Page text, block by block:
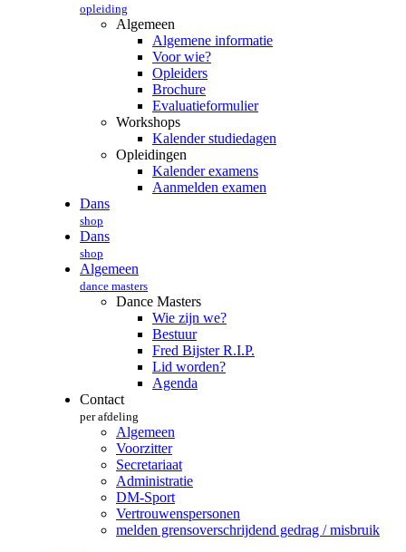
opleiding
Algemeen
Algemene informatie
Voor wie?
Opleiders
Brochure
Evaluatieformulier
Workshops
Kalender studiedagen
Opleidingen
Kalender examens
Aanmelden examen
Dans
shop
Dans
shop
Algemeen
dance masters
Dance Masters
Wie zijn we?
Bestuur
Fred Bijster R.I.P.
Lid worden?
Agenda
Contact
per afdeling
Algemeen
Voorzitter
Secretariaat
Administratie
DM-Sport
Vertrouwenspersonen
melden grensoverschrijdend gedrag / misbruik